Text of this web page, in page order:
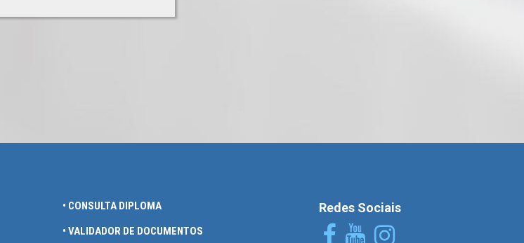
• CONSULTA DIPLOMA
• VALIDADOR DE DOCUMENTOS
Redes Sociais